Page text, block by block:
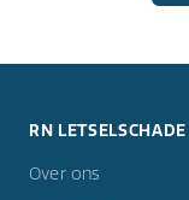
RN LETSELSCHADE
Over ons